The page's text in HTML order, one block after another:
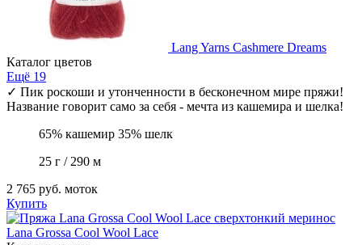
Lang Yarns Cashmere Dreams
Каталог цветов
Ещё 19
✓ Пик роскоши и утонченности в бесконечном мире пряжи!
Название говорит само за себя - мечта из кашемира и шелка!
65% кашемир 35% шелк
25 г / 290 м
2 765 руб. моток
Купить
Lana Grossa Cool Wool Lace